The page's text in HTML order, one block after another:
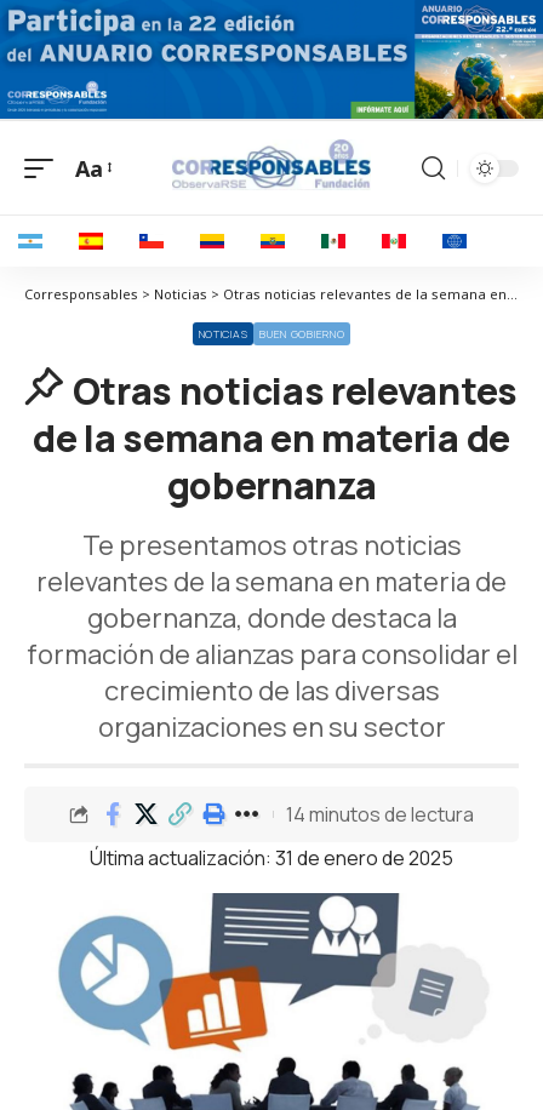
Aa
Corresponsables > Noticias > Otras noticias relevantes de la semana en materia de gobernanza
NOTICIAS BUEN GOBIERNO
Otras noticias relevantes
de la semana en materia de
gobernanza
Te presentamos otras noticias
relevantes de la semana en materia de
gobernanza, donde destaca la
formación de alianzas para consolidar el
crecimiento de las diversas
organizaciones en su sector
Última actualización: 31 de enero de 2025
14 minutos de lectura